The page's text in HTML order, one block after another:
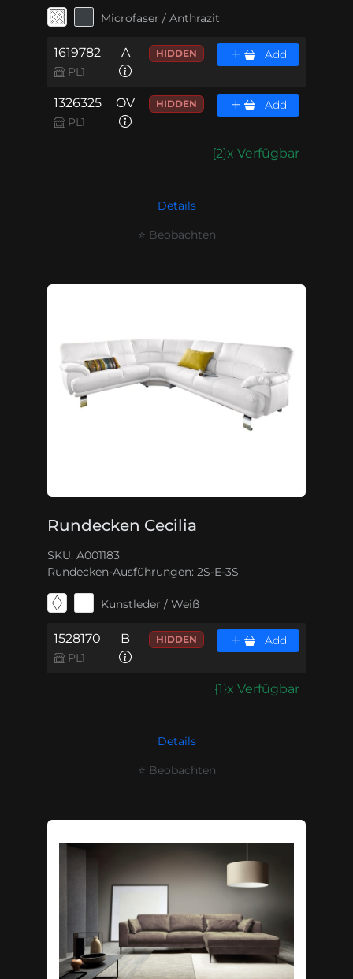
Microfaser / Anthrazit
1619782
PL1
A HIDDEN Add
1326325
PL1
OV HIDDEN Add
{2}x Verfügbar
Details
⭐ Beobachten
Rundecken Cecilia
SKU: A001183
Rundecken-Ausführungen: 2S-E-3S
Kunstleder / Weiß
1528170
PL1
B HIDDEN Add
{1}x Verfügbar
Details
⭐ Beobachten